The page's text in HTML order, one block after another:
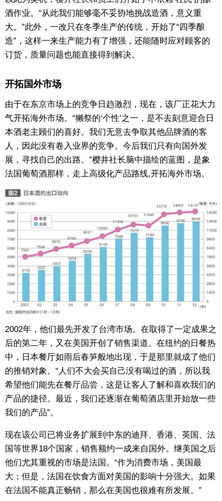
酒作业。“从此我们能够毫不妥协地挑战造酒，意义重
大。”此外，一改只在冬季生产的传统，开始了“四季酿
造”，这样一来生产能力有了增强，还能随时应对顾客的
订货，质量问题也能直接得到解决。
开拓国外市场
由于在东京市场上的竞争日趋激烈，现在，该厂正花大力
气开拓海外市场。“獭祭的‘个性’之一，是不去刻意迎合日
本酒老主顾们的喜好。我们无意去争取其他品牌酒的客
人，因此没有卷入业界的竞争。今后我们只有向国外发
展，寻找自己的出路。”樱井社长脑中描绘的蓝图，是象
法国葡萄酒那样，走上高级化产品路线,开拓海外市场。
2002年，他们最先开发了台湾市场。在取得了一定成果之
后的第二年，又在美国开创了销售渠道。在纽约的日餐热
中，日本餐厅如雨后春笋般地出现，于是那里就成了他们
的推销对象。“人们不大会买自己没有喝过的酒，所以我
希望他们能先在餐厅品尝，这是让客人了解和喜欢我们的
产品的捷径。最近，我们还逐渐在葡萄酒店里开始放一些
我们的产品”。
现在该公司已将业务扩展到中东的迪拜、香港、英国、法
国等世界18个国家，销售额约一成来自国外。继美国之后
他们尤其重视的市场是法国。“作为消费市场，美国最
大；但是，法国在饮食方面对美国的影响十分强大。如果
在法国不能真正畅销，那么在美国也很难有所发展。”